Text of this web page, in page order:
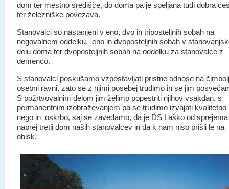
dom ter mestno središče, do doma pa je speljana tudi dobra
ter železniške povezava.
Stanovalci so nastanjeni v eno, dvo in triposteljnih sobah na
negovalnem oddelku, eno in dvoposteljnih sobah v
delu doma ter dvoposteljnih sobah na oddelku za stanovalce z
demenco.
S stanovalci poskušamo vzpostavljati pristne odnose na čimbolj
osebni ravni, zato se z njimi posebej trudimo in se jim
S požrtvovalnim delom jim želimo popestriti njihov vsakdan, s
permanentnim izobraževanjem pa se trudimo izvajati kvalitetno
nego in oskrbo, saj se zavedamo, da je DS Laško od sprejema
naprej tretji dom naših stanovalcev in da k nam niso prišli le na
obisk.